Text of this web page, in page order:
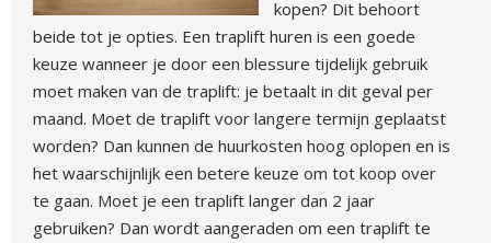
kopen? Dit behoort
beide tot je opties. Een traplift huren is een goede
keuze wanneer je door een blessure tijdelijk gebruik
moet maken van de traplift: je betaalt in dit geval per
maand. Moet de traplift voor langere termijn geplaatst
worden? Dan kunnen de huurkosten hoog oplopen en is
het waarschijnlijk een betere keuze om tot koop over
te gaan. Moet je een traplift langer dan 2 jaar
gebruiken? Dan wordt aangeraden om een traplift te